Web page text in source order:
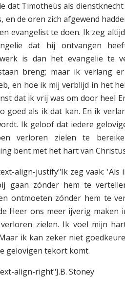
dat Timotheüs als
en de oren zich afgewend
evangelist te doen. Ik zeg
dat hij ontvangen
is dan het evangelie te
breng; maar ik verlang
en hoe ik mij verblijd in het
dat ik vrij was om door heel
goed als ik dat kan. En ik
Ik geloof dat iedere
verloren zielen te
bent met het hart van
align-justify"Ik zeg vaak:
gaan zónder hem te
ontmoeten zónder hem te
Heer ons meer ijverig
zielen. Ik voel mijn
ik kan zeker niet
gelovigen tekort komt.
align-right"J.B. Stoney